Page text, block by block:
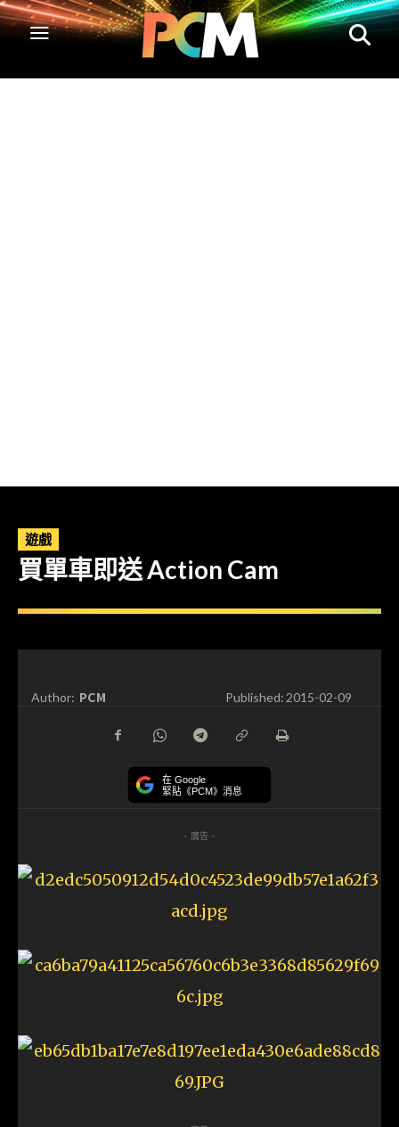
遊戲
買單車即送 Action Cam
Author: PCM Published:2015-02-09
在 Google
緊貼《PCM》消息
- 廣告 -